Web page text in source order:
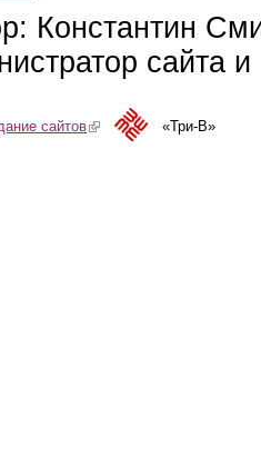
Константин
сайта
сайтов(link is external)«Три-В»